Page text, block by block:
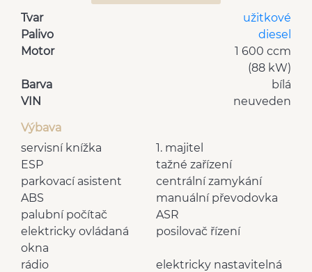
Tvar
užitkové
Palivo
diesel
Motor
1 600 ccm
(88 kW)
Barva
bílá
VIN
neuveden
Výbava
1. majitel
servisní knížka
tažné zařízení
ESP
centrální zamykání
parkovací asistent
manuální převodovka
ABS
ASR
palubní počítač
posilovač řízení
elektricky ovládaná
okna
elektricky nastavitelná
rádio